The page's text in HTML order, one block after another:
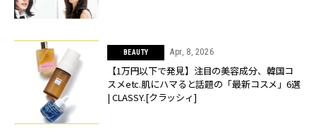
BEAUTY Apr, 8, 2026
【1万円以下で発見】注目の美容成分、韓国コ
スメetc.肌にハマると話題の「最新コスメ」6選
| CLASSY.[クラッシィ]